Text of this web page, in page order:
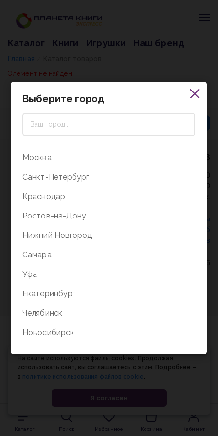
Каталог Книги Игрушки Наш бренд
Главная
Элемент не найден
8 (800) 5000-338
Режим работы - 9:30-20:00
в выходные и праздники - 10:00-19:00
без перерыва и выходных.
Политика конфиденциальности
СОГЛАСИЕ на
Соглашение об
использовании cookie-файлов
© Планета книги, 1998-2026
Каталог Поиск Избранное Корзина Кабинет
На сайте используются файлы cookies. Продолжая
использовать сайт, вы соглашаетесь с этим. Подробнее –
в политике использования файлов cookie.
Я согласен
Выберите город
Москва
Санкт-Петербург
Краснодар
Ростов-на-Дону
Нижний Новгород
Самара
Уфа
Екатеринбург
Челябинск
Новосибирск